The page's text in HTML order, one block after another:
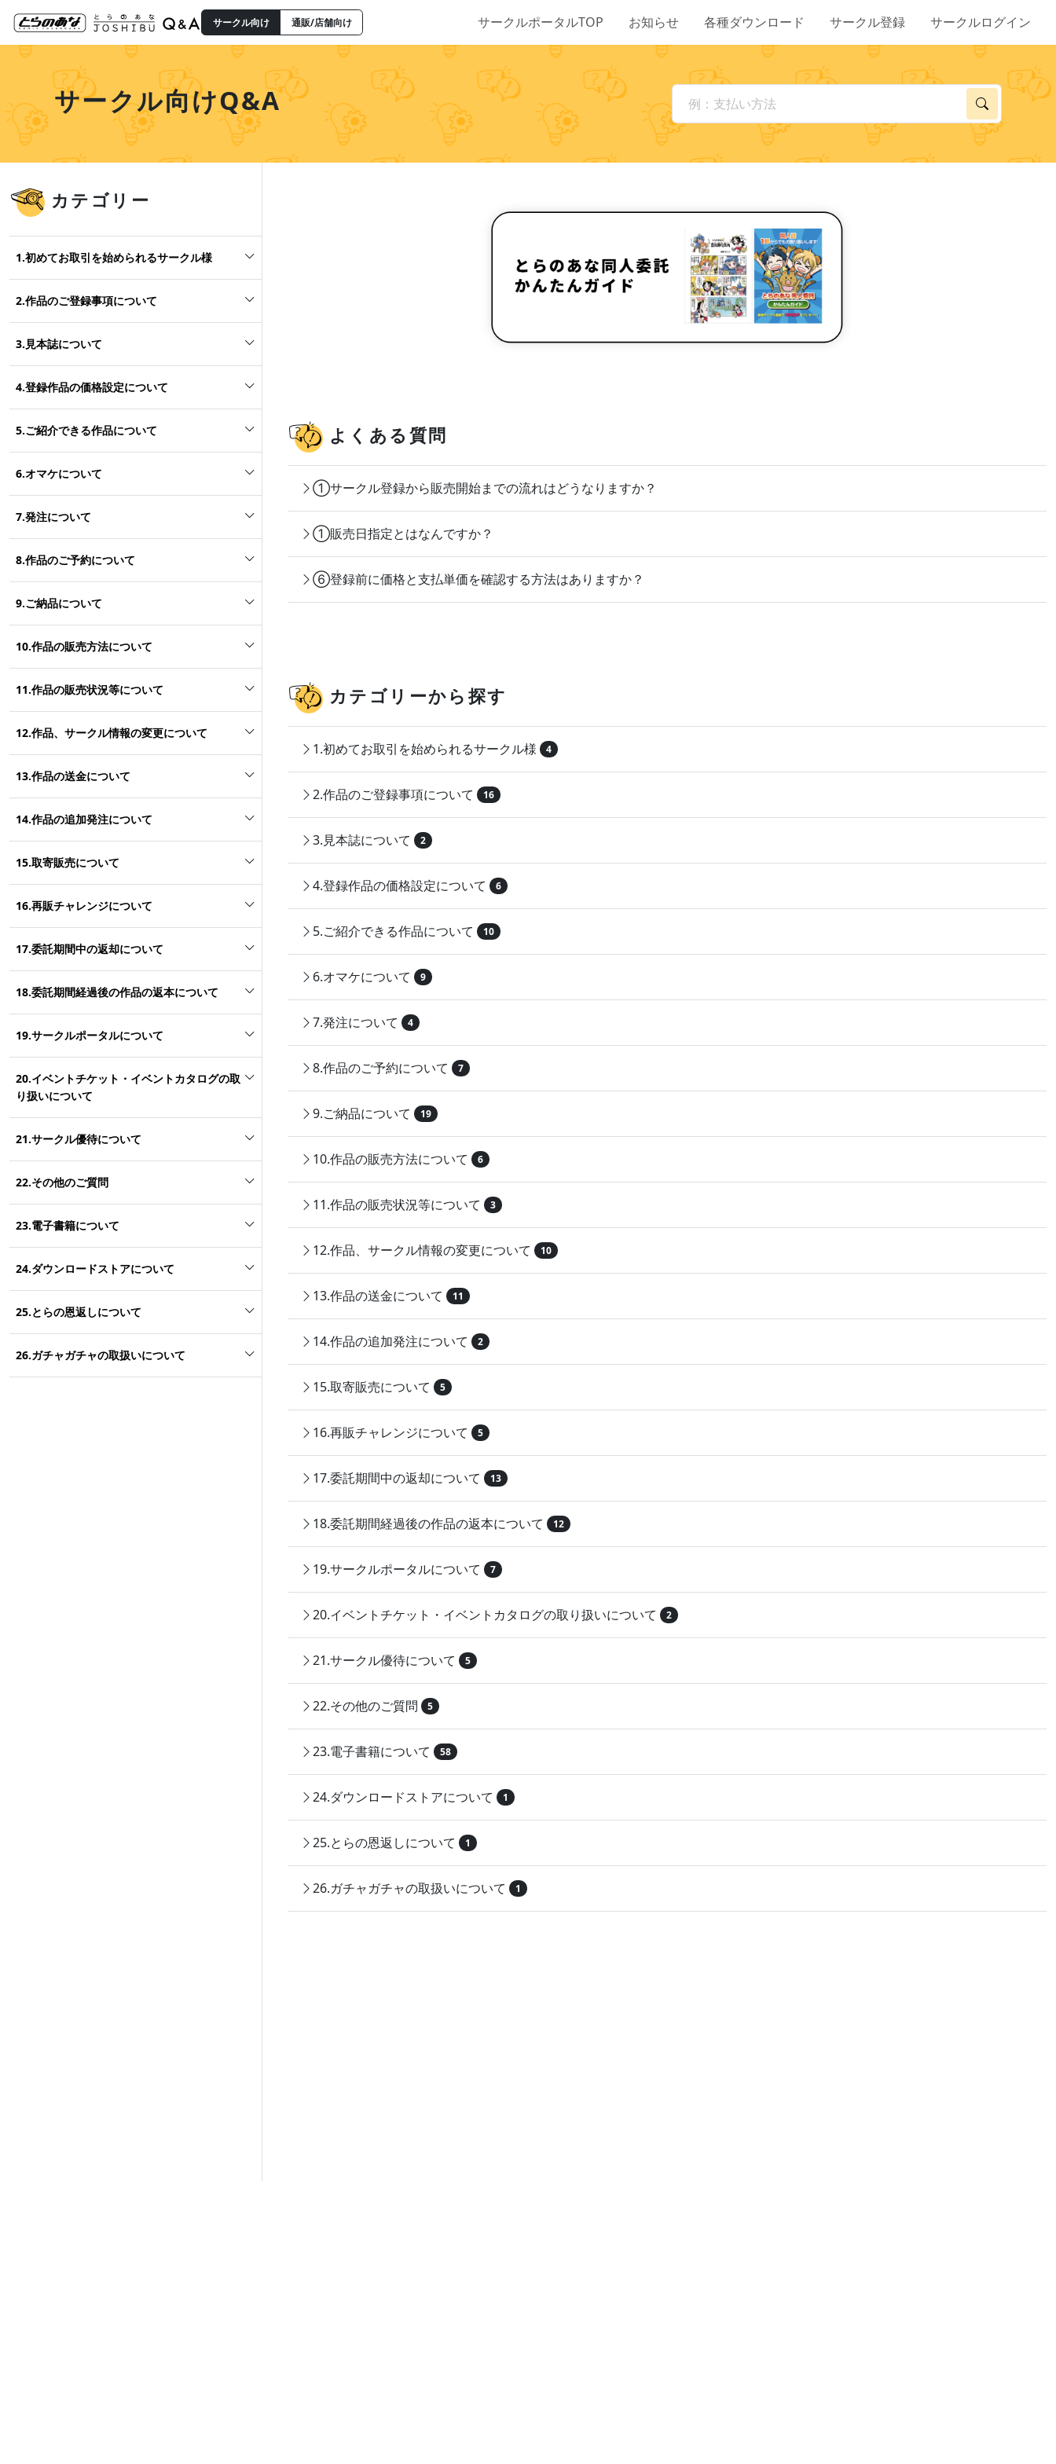
サークル向け 通販/店舗向け サークルポータルTOP お知らせ 各種ダウンロード サークル登録 サークルログイン
サークル向けQ&A
カテゴリー
1.初めてお取引を始められるサークル様
2.作品のご登録事項について
3.見本誌について
4.登録作品の価格設定について
5.ご紹介できる作品について
6.オマケについて
7.発注について
8.作品のご予約について
9.ご納品について
10.作品の販売方法について
11.作品の販売状況等について
12.作品、サークル情報の変更について
13.作品の送金について
14.作品の追加発注について
15.取寄販売について
16.再販チャレンジについて
17.委託期間中の返却について
18.委託期間経過後の作品の返本について
19.サークルポータルについて
20.イベントチケット・イベントカタログの取
り扱いについて
21.サークル優待について
22.その他のご質問
23.電子書籍について
24.ダウンロードストアについて
25.とらの恩返しについて
26.ガチャガチャの取扱いについて
よくある質問
①サークル登録から販売開始までの流れはどうなりますか？
①販売日指定とはなんですか？
⑥登録前に価格と支払単価を確認する方法はありますか？
カテゴリーから探す
1.初めてお取引を始められるサークル様 4
2.作品のご登録事項について 16
3.見本誌について 2
4.登録作品の価格設定について 6
5.ご紹介できる作品について 10
6.オマケについて 9
7.発注について 4
8.作品のご予約について 7
9.ご納品について 19
10.作品の販売方法について 6
11.作品の販売状況等について 3
12.作品、サークル情報の変更について 10
13.作品の送金について 11
14.作品の追加発注について 2
15.取寄販売について 5
16.再販チャレンジについて 5
17.委託期間中の返却について 13
18.委託期間経過後の作品の返本について 12
19.サークルポータルについて 7
20.イベントチケット・イベントカタログの取り扱いについて 2
21.サークル優待について 5
22.その他のご質問 5
23.電子書籍について 58
24.ダウンロードストアについて 1
25.とらの恩返しについて 1
26.ガチャガチャの取扱いについて 1